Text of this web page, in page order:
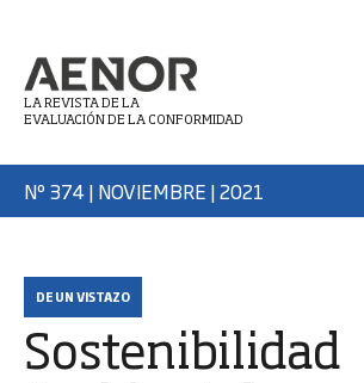
LA REVISTA DE LA
EVALUACIÓN DE LA CONFORMIDAD
Nº 374 | NOVIEMBRE | 2021
DE UN VISTAZO
Sostenibilidad